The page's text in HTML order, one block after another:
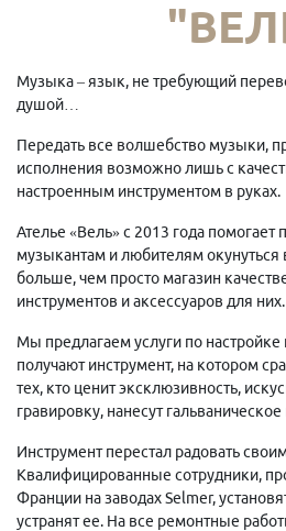
Музыка – язык, не требующий
душой…
Передать все волшебство музыки,
исполнения возможно лишь с
настроенным инструментом в руках.
Ателье «Вель» с 2013 года
музыкантам и любителям окунуться
больше, чем просто магазин
инструментов и аксессуаров для них.
Мы предлагаем услуги по
получают инструмент, на котором
тех, кто ценит эксклюзивность,
гравировку, нанесут
Инструмент перестал радовать
Квалифицированные сотрудники,
Франции на заводах Selmer,
устранят ее. На все ремонтные